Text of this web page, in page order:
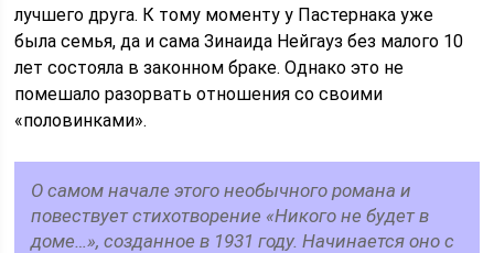
лучшего друга. К тому моменту у Пастернака уже
была семья, да и сама Зинаида Нейгауз без малого 10
лет состояла в законном браке. Однако это не
помешало разорвать отношения со своими
«половинками».
О самом начале этого необычного романа и
повествует стихотворение «Никого не будет в
доме…», созданное в 1931 году. Начинается оно с